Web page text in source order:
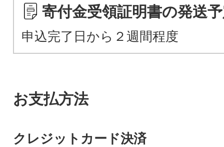
寄付金受領証明書の発送
申込完了日から２週間程度
お支払方法
クレジットカード決済